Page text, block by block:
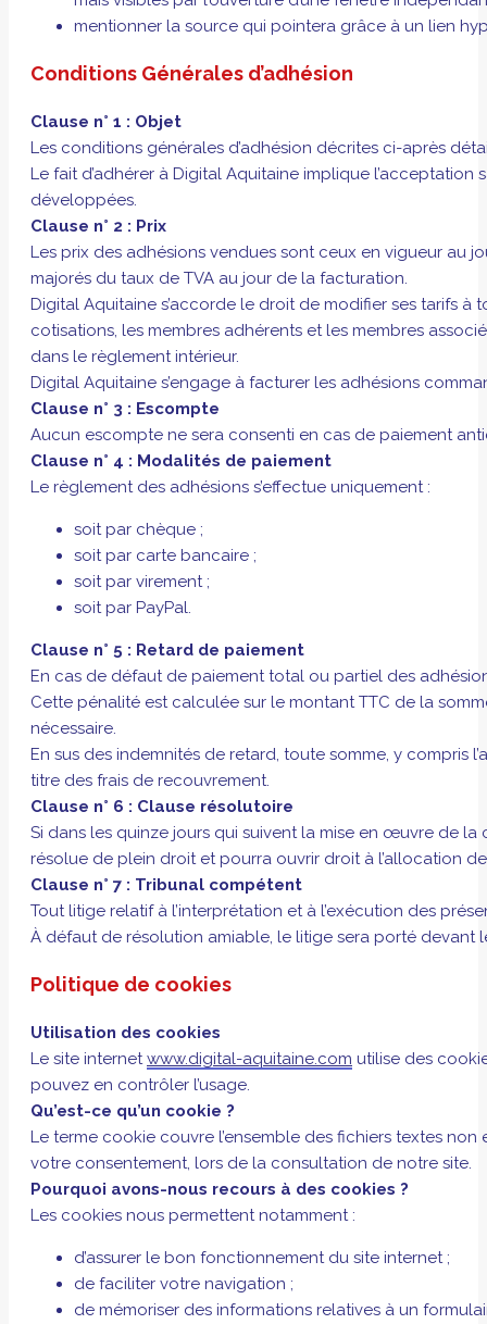
mentionner la source qui pointera grâce à un lien
Conditions Générales d’adhésion
Clause n° 1 : Objet
Les conditions générales d’adhésion décrites ci-après
Le fait d’adhérer à Digital Aquitaine implique
développées.
Clause n° 2 : Prix
Les prix des adhésions vendues sont ceux en vigueur au
majorés du taux de TVA au jour de la facturation.
Digital Aquitaine s’accorde le droit de modifier ses tarifs
cotisations, les membres adhérents et les membres
dans le règlement intérieur.
Digital Aquitaine s’engage à facturer les adhésions
Clause n° 3 : Escompte
Aucun escompte ne sera consenti en cas de paiement
Clause n° 4 : Modalités de paiement
Le règlement des adhésions s’effectue uniquement :
soit par chèque ;
soit par carte bancaire ;
soit par virement ;
soit par PayPal.
Clause n° 5 : Retard de paiement
En cas de défaut de paiement total ou partiel des
Cette pénalité est calculée sur le montant TTC de la
nécessaire.
En sus des indemnités de retard, toute somme, y compris
titre des frais de recouvrement.
Clause n° 6 : Clause résolutoire
Si dans les quinze jours qui suivent la mise en œuvre de la
résolue de plein droit et pourra ouvrir droit à l’allocation
Clause n° 7 : Tribunal compétent
Tout litige relatif à l’interprétation et à l’exécution des
À défaut de résolution amiable, le litige sera porté devant
Politique de cookies
Utilisation des cookies
Le site internetwww.digital-aquitaine.com utilise des
pouvez en contrôler l’usage.
Qu’est-ce qu’un cookie ?
Le terme cookie couvre l’ensemble des fichiers textes
votre consentement, lors de la consultation de notre site.
Pourquoi avons-nous recours à des cookies ?
Les cookies nous permettent notamment :
d’assurer le bon fonctionnement du site internet ;
de faciliter votre navigation ;
de mémoriser des informations relatives à un